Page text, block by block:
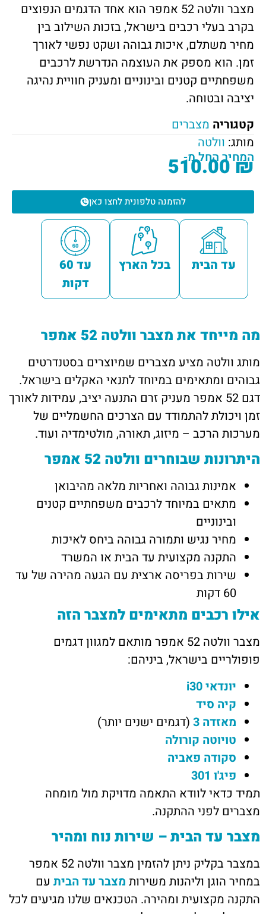
מצבר וולטה 52 אמפר הוא אחד הדגמים הנפוצים
בקרב בעלי רכבים בישראל, בזכות השילוב בין
מחיר משתלם, איכות גבוהה ושקט נפשי לאורך
זמן. הוא מספק את העוצמה הנדרשת לרכבים
משפחתיים קטנים ובינוניים ומעניק חוויית נהיגה
יציבה ובטוחה.
קטגוריה מצברים
מותג: וולטה
המחיר החל מ-
510.00₪
להזמנה טלפונית לחצו כאן
עד הבית בכל הארץ
עד 60
דקות
מה מייחד את מצבר וולטה 52 אמפר
מותג וולטה מציע מצברים שמיוצרים בסטנדרטים
גבוהים ומתאימים במיוחד לתנאי האקלים בישראל.
דגם 52 אמפר מעניק זרם התנעה יציב, עמידות לאורך
זמן ויכולת להתמודד עם הצרכים החשמליים של
מערכות הרכב – מיזוג, תאורה, מולטימדיה ועוד.
היתרונות שבוחרים וולטה 52 אמפר
אמינות גבוהה ואחריות מלאה מהיבואן
מתאים במיוחד לרכבים משפחתיים קטנים
ובינוניים
מחיר נגיש ותמורה גבוהה ביחס לאיכות
התקנה מקצועית עד הבית או המשרד
שירות בפריסה ארצית עם הגעה מהירה של עד
60 דקות
אילו רכבים מתאימים למצבר הזה
מצבר וולטה 52 אמפר מותאם למגוון דגמים
פופולריים בישראל, ביניהם:
יונדאי i30
קיה סיד
מאזדה 3
(דגמים ישנים יותר)
טויוטה קורולה
סקודה פאביה
פיג'ו 301
תמיד כדאי לוודא התאמה מדויקת מול מומחה
מצברים לפני ההתקנה.
מצבר עד הבית – שירות נוח ומהיר
במצבר בקליק ניתן להזמין מצבר וולטה 52 אמפר
במחיר הוגן וליהנות משירות מצבר עד הבית עם
התקנה מקצועית ומהירה. הטכנאים שלנו מגיעים לכל